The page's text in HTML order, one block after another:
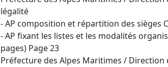
légalité
- AP composition et répartition des sièges
- AP fixant les listes et les modalités
pages) Page 23
Préfecture des Alpes Maritimes /